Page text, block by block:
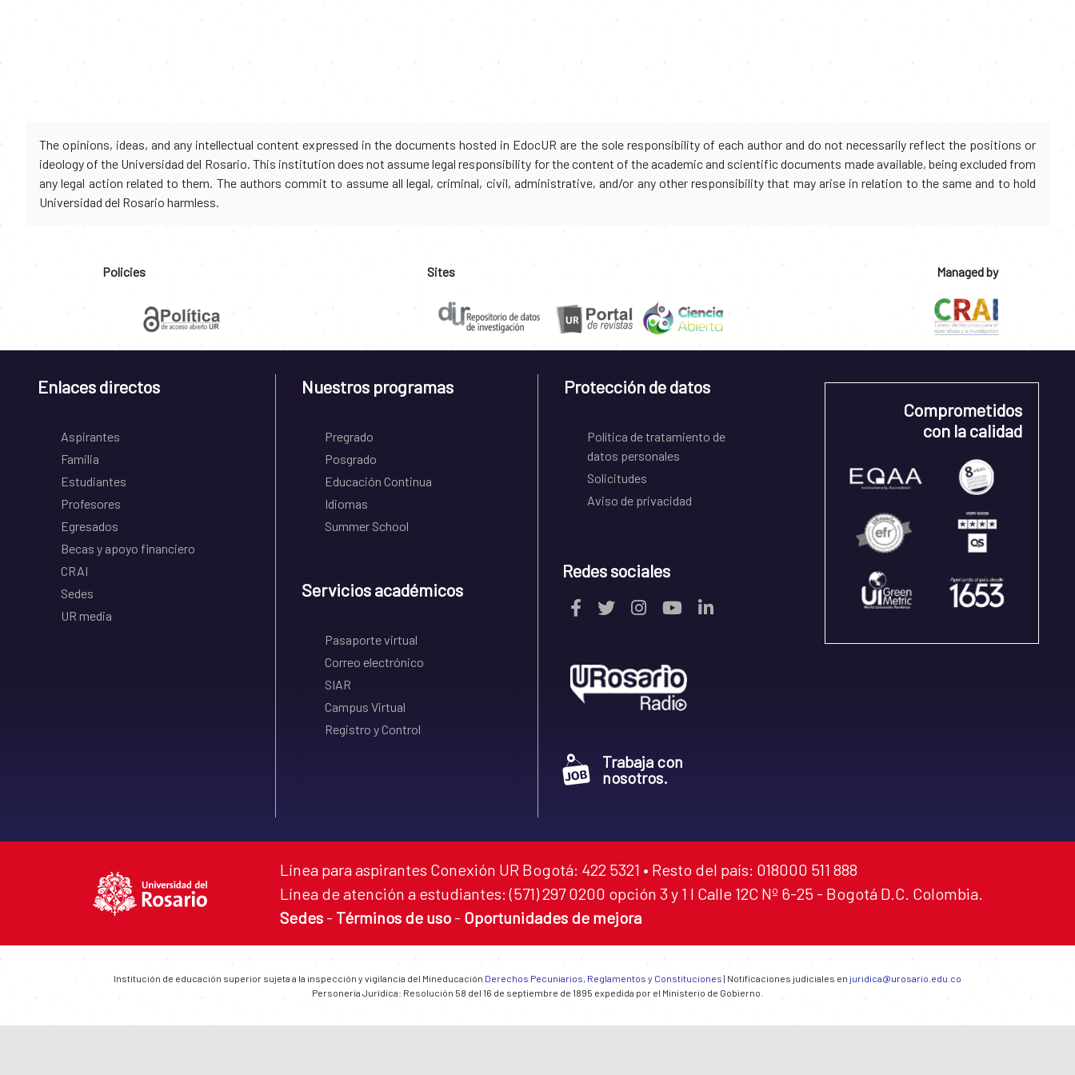
The opinions, ideas, and any intellectual content expressed in the documents hosted in EdocUR are the sole responsibility of each author and do not necessarily reflect the positions or
ideology of the Universidad del Rosario. This institution does not assume legal responsibility for the content of the academic and scientific documents made available, being excluded from
any legal action related to them. The authors commit to assume all legal, criminal, civil, administrative, and/or any other responsibility that may arise in relation to the same and to hold
Universidad del Rosario harmless.
Policies Sites Managed by
Enlaces directos
Aspirantes
Familia
Estudiantes
Profesores
Egresados
Becas y apoyo financiero
CRAI
Sedes
UR media
Nuestros programas
Pregrado
Posgrado
Educación Continua
Idiomas
Summer School
Servicios académicos
Pasaporte virtual
Correo electrónico
SIAR
Campus Virtual
Registro y Control
Protección de datos
Política de tratamiento de
datos personales
Solicitudes
Aviso de privacidad
Redes sociales
Trabaja con
nosotros.
Comprometidos
con la calidad
Línea para aspirantes Conexión UR Bogotá: 422 5321 • Resto del país: 018000 511 888
Línea de atención a estudiantes: (571) 297 0200 opción 3 y 1 I Calle 12C Nº 6-25 - Bogotá D.C. Colombia.
Sedes - Términos de uso - Oportunidades de mejora
Institución de educación superior sujeta a la inspección y vigilancia del Mineducación Derechos Pecuniarios, Reglamentos y Constituciones | Notificaciones judiciales en juridica@urosario.edu.co
Personería Jurídica: Resolución 58 del 16 de septiembre de 1895 expedida por el Ministerio de Gobierno.